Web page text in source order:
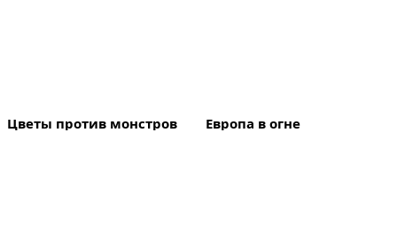
Цветы против монстров Европа в огне